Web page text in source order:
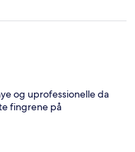
og uprofessionelle da
fingrene på